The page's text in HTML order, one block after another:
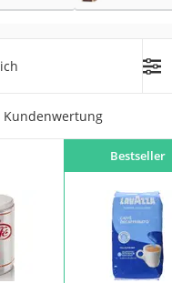
Kundenwertung
Bestseller